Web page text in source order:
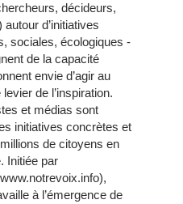
décideurs,
d’initiatives
sociales, écologiques -
de la capacité
envie d’agir au
de l’inspiration.
et médias sont
initiatives concrètes et
de citoyens en
Initiée par
à l’émergence de